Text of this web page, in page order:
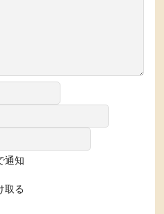
通知
取る